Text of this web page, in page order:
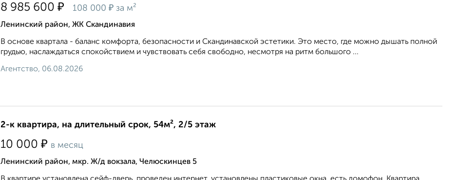
8 985 600 ₽ 108 000 ₽ за м²
Ленинский район, ЖК Скандинавия
В основе квартала - баланс комфорта, безопасности и Скандинавской эстетики. Это место, где можно дышать полной
грудью, наслаждаться спокойствием и чувствовать себя свободно, несмотря на ритм большого ...
Агентство, 06.08.2026
2-к квартира, на длительный срок, 54м², 2/5 этаж
10 000 ₽ в месяц
Ленинский район, мкр. Ж/д вокзала, Челюскинцев 5